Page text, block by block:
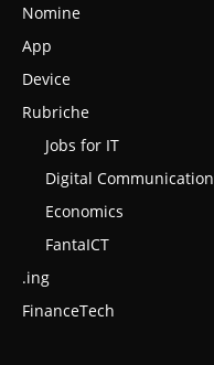
Nomine
App
Device
Rubriche
Jobs for IT
Digital Communication
Economics
FantaICT
.ing
FinanceTech